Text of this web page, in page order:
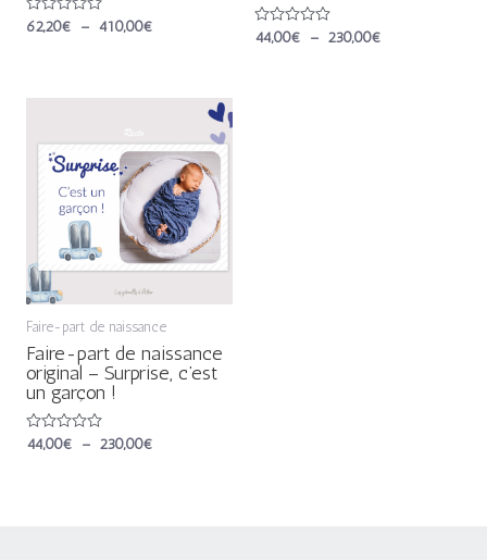
Note
62,20€ – 410,00€
Note
44,00€ – 230,00€
Faire-part de naissance
Faire-part de naissance
original – Surprise, c’est
un garçon !
Note
44,00€ – 230,00€
prix :
44,00€
à
230,00€